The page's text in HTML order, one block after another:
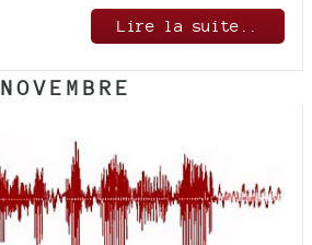
Lire la suite..
NOVEMBRE